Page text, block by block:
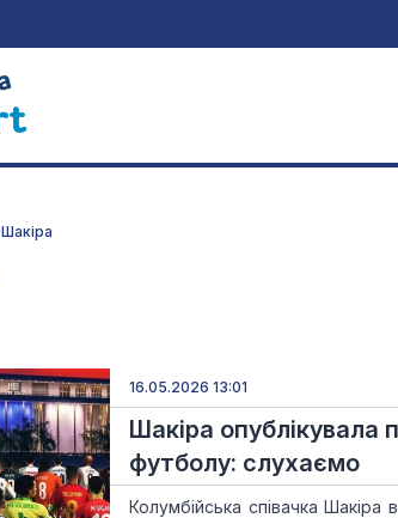
Шакіра
16.05.2026 13:01
Шакіра опублікувала
футболу: слухаємо
Колумбійська співачка Шакіра